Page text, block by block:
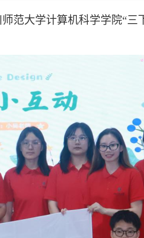
范大学计算机科学学院“